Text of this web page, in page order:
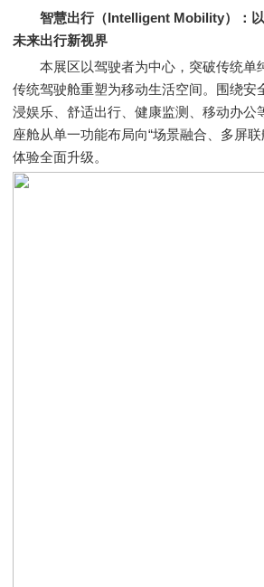
智慧出行（Intelligent Mobility）：
未来出行新视界
本展区以驾驶者为中心，突破传统单
传统驾驶舱重塑为移动生活空间。围绕安
浸娱乐、舒适出行、健康监测、移动办公
座舱从单一功能布局向“场景融合、多屏
体验全面升级。